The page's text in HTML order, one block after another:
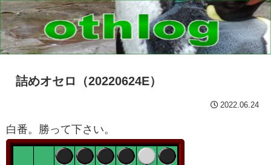
詰めオセロ（20220624E）
2022.06.24
白番。勝って下さい。